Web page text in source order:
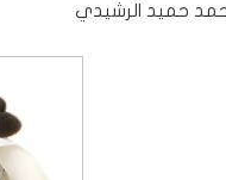
حميد الرشيدي